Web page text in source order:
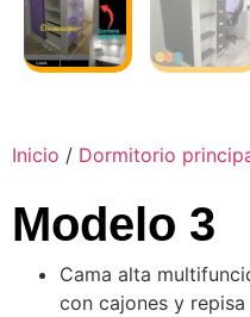
Inicio / Dormitorio
Modelo 3
Cama alta
con cajones y